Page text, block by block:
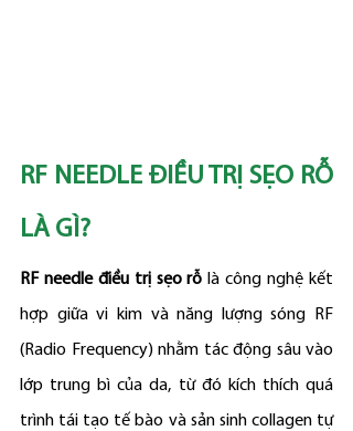
RF NEEDLE ĐIỀU TRỊ SẸO RỖ
LÀ GÌ?
RF needle điều trị sẹo rỗ là công nghệ kết
hợp giữa vi kim và năng lượng sóng RF
(Radio Frequency) nhằm tác động sâu vào
lớp trung bì của da, từ đó kích thích quá
trình tái tạo tế bào và sản sinh collagen tự